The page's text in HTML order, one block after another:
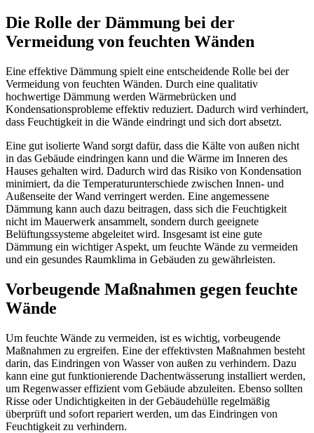
Die Rolle der Dämmung bei der
Vermeidung von feuchten Wänden
Eine effektive Dämmung spielt eine entscheidende Rolle bei der
Vermeidung von feuchten Wänden. Durch eine qualitativ
hochwertige Dämmung werden Wärmebrücken und
Kondensationsprobleme effektiv reduziert. Dadurch wird verhindert,
dass Feuchtigkeit in die Wände eindringt und sich dort absetzt.
Eine gut isolierte Wand sorgt dafür, dass die Kälte von außen nicht
in das Gebäude eindringen kann und die Wärme im Inneren des
Hauses gehalten wird. Dadurch wird das Risiko von Kondensation
minimiert, da die Temperaturunterschiede zwischen Innen- und
Außenseite der Wand verringert werden. Eine angemessene
Dämmung kann auch dazu beitragen, dass sich die Feuchtigkeit
nicht im Mauerwerk ansammelt, sondern durch geeignete
Belüftungssysteme abgeleitet wird. Insgesamt ist eine gute
Dämmung ein wichtiger Aspekt, um feuchte Wände zu vermeiden
und ein gesundes Raumklima in Gebäuden zu gewährleisten.
Vorbeugende Maßnahmen gegen feuchte
Wände
Um feuchte Wände zu vermeiden, ist es wichtig, vorbeugende
Maßnahmen zu ergreifen. Eine der effektivsten Maßnahmen besteht
darin, das Eindringen von Wasser von außen zu verhindern. Dazu
kann eine gut funktionierende Dachentwässerung installiert werden,
um Regenwasser effizient vom Gebäude abzuleiten. Ebenso sollten
Risse oder Undichtigkeiten in der Gebäudehülle regelmäßig
überprüft und sofort repariert werden, um das Eindringen von
Feuchtigkeit zu verhindern.